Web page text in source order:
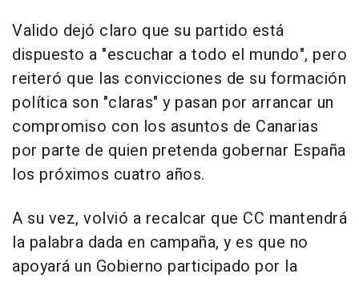
Valido dejó claro que su partido está
dispuesto a "escuchar a todo el mundo", pero
reiteró que las convicciones de su formación
política son "claras" y pasan por arrancar un
compromiso con los asuntos de Canarias
por parte de quien pretenda gobernar España
los próximos cuatro años.
A su vez, volvió a recalcar que CC mantendrá
la palabra dada en campaña, y es que no
apoyará un Gobierno participado por la